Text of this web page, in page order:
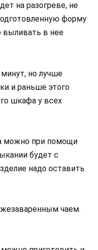
на разогреве, не
форму
в нее
но лучше
и раньше этого
шкафа у всех
можно при помощи
будет с
надо оставить
чаем.